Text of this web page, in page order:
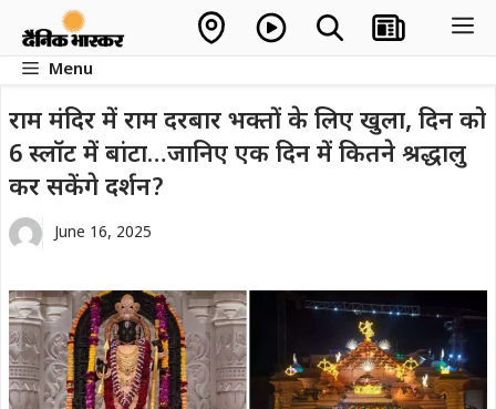
contentMenu
राम मंदिर में राम दरबार भक्तों के लिए खुला, दिन को
6 स्लॉट में बांटा…जानिए एक दिन में कितने श्रद्धालु
कर सकेंगे दर्शन?
June 16, 2025